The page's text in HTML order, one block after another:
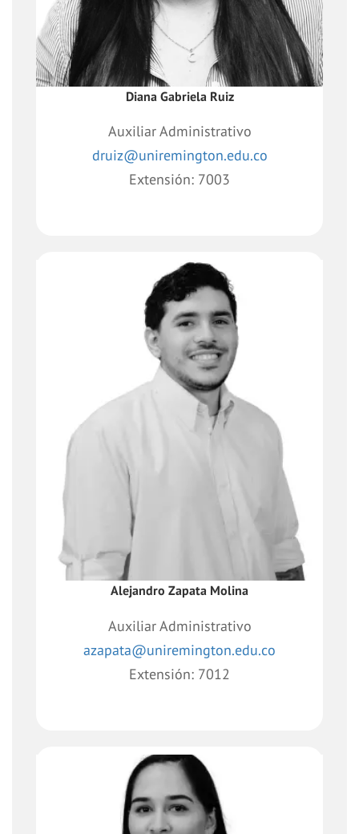
cumplimiento
Diana Gabriela Ruiz
Auxiliar Administrativo
druiz@uniremington.edu.co
Extensión: 7003
Apoyo transversal a los procesos
administrativos, logísticos y operativos
del área de
Dirección de Extensión y Proyección
Alejandro Zapata Molina
Auxiliar Administrativo
azapata@uniremington.edu.co
Extensión: 7012